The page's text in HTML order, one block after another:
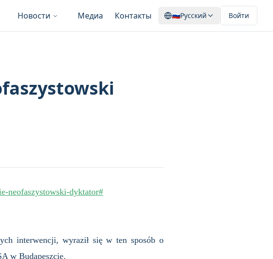
Новости Медиа Контакты 🇷🇺Русский Войти
neofaszystowski-dyktator#
interwencji, wyraził się w ten sposób o
w Budapeszcie.